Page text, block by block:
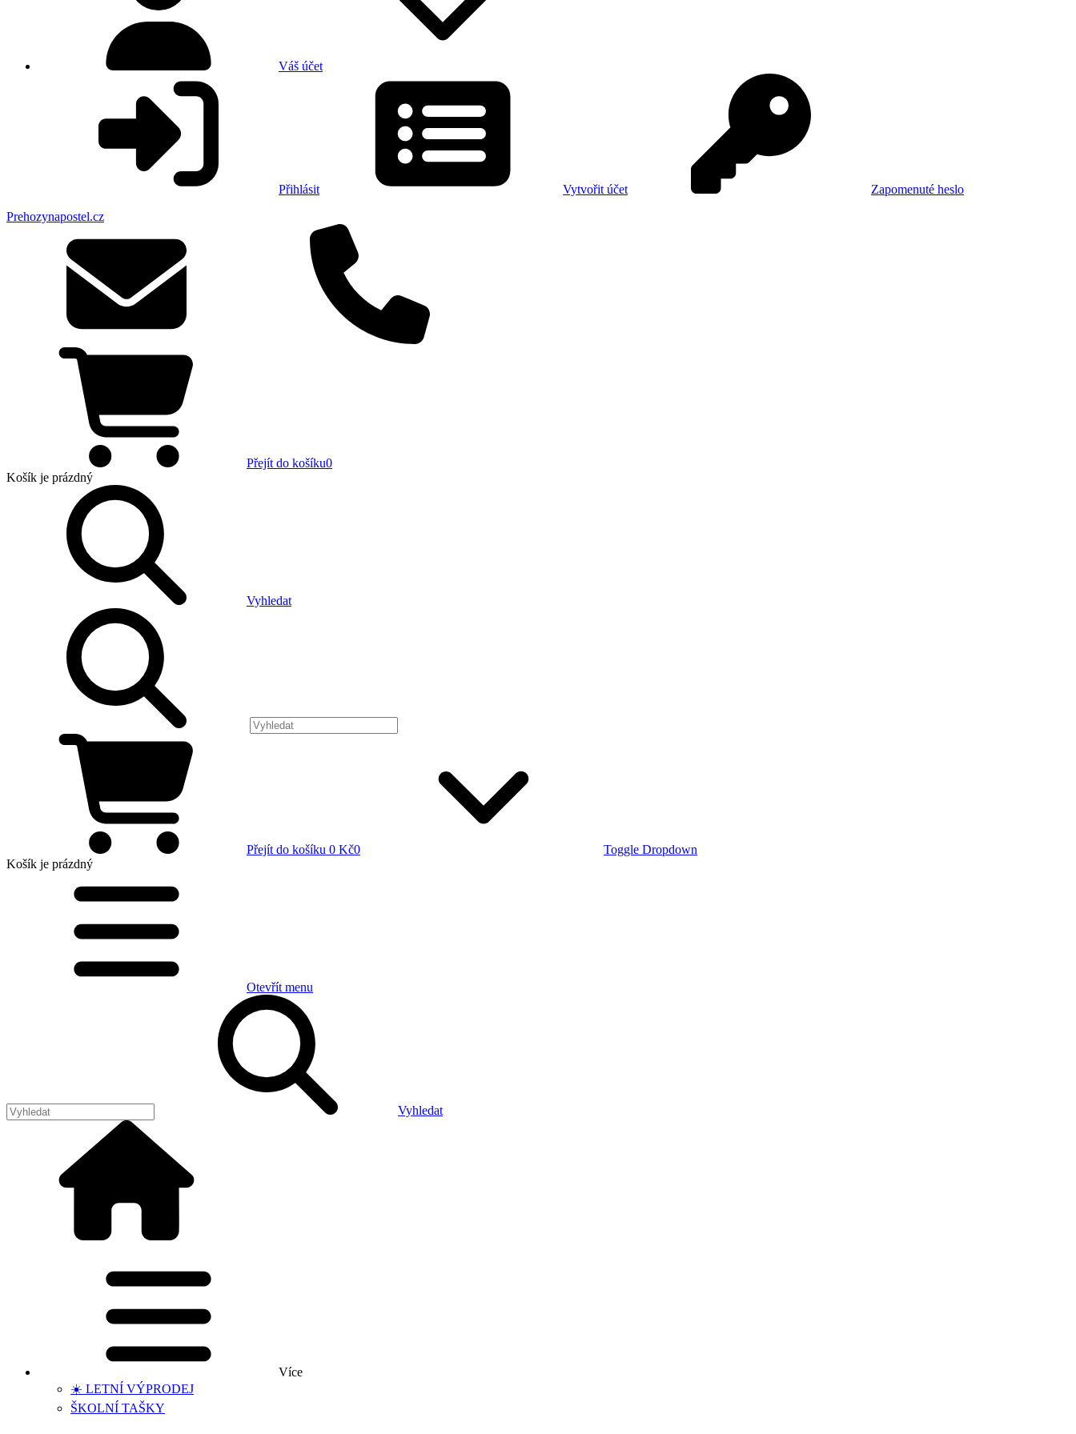
Váš účet
Přihlásit Vytvořit účet
Zapomenuté heslo
Prehozynapostel.cz
Přejít do košíku0
Košík je prázdný
Vyhledat
Přejít do košíku 0 Kč0
Toggle Dropdown
Košík je prázdný
Otevřít menu
Vyhledat
Více
☀️ LETNÍ VÝPRODEJ
ŠKOLNÍ TAŠKY